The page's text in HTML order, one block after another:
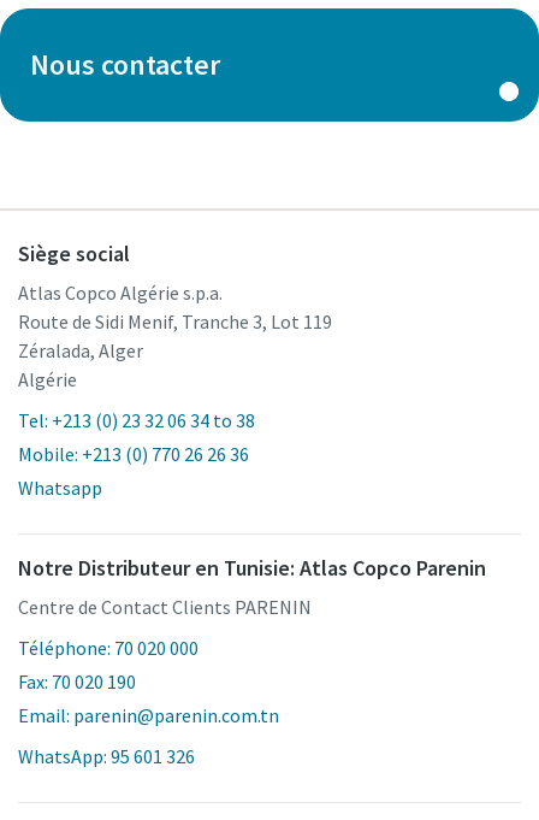
Nous contacter
Siège social
Atlas Copco Algérie s.p.a.
Route de Sidi Menif, Tranche 3, Lot 119
Zéralada, Alger
Algérie
Tel: +213 (0) 23 32 06 34 to 38
Mobile: +213 (0) 770 26 26 36
Whatsapp
Notre Distributeur en Tunisie: Atlas Copco Parenin
Centre de Contact Clients PARENIN
Téléphone: 70 020 000
Fax: 70 020 190
Email: parenin@parenin.com.tn
WhatsApp: 95 601 326